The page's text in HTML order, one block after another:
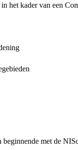
het kader van een
met de